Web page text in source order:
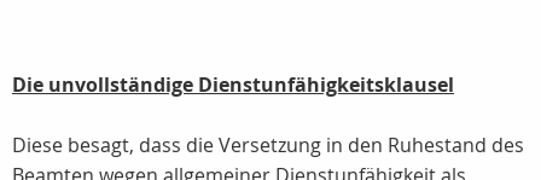
Die unvollständige Dienstunfähigkeitsklausel
Diese besagt, dass die Versetzung in den Ruhestand des